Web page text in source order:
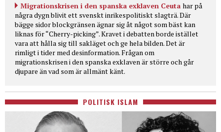
Migrationskrisen i den spanska exklaven Ceuta har på
några dygn blivit ett svenskt inrikespolitiskt slagträ. Där
bägge sidor blockgränsen ägnar sig åt något som bäst kan
liknas för “Cherry-picking”. Kravet i debatten borde istället
vara att hålla sig till sakläget och ge hela bilden. Det är
rimligt i tider med desinformation. Frågan om
migrationskrisen i den spanska exklaven är större och går
djupare än vad som är allmänt känt.
POLITISK ISLAM